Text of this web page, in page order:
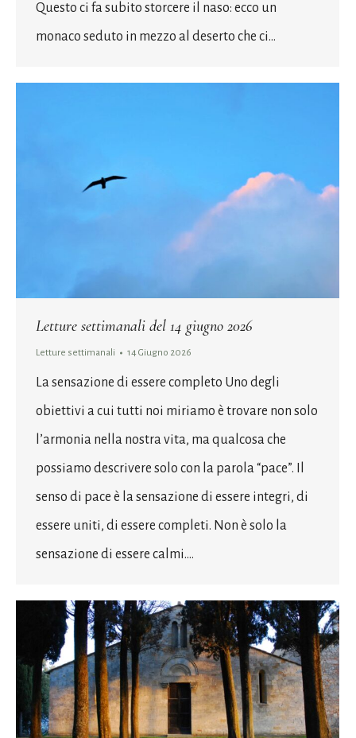
Questo ci fa subito storcere il naso: ecco un
monaco seduto in mezzo al deserto che ci…
Letture settimanali del 14 giugno 2026
Letture settimanali 14 Giugno 2026
La sensazione di essere completo Uno degli
obiettivi a cui tutti noi miriamo è trovare non solo
l’armonia nella nostra vita, ma qualcosa che
possiamo descrivere solo con la parola “pace”. Il
senso di pace è la sensazione di essere integri, di
essere uniti, di essere completi. Non è solo la
sensazione di essere calmi.…